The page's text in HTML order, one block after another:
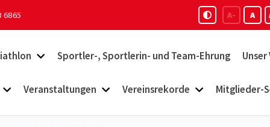
6865 A- A
Sportler-, Sportlerin- und Team-Ehrung Unser
Veranstaltungen Vereinsrekorde Mitglieder-